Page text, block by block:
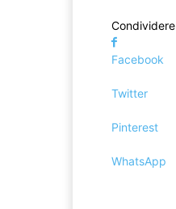
Condividere
Facebook
Twitter
Pinterest
WhatsApp